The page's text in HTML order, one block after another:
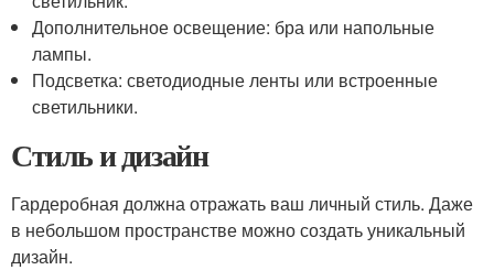
Дополнительное освещение: бра или напольные
лампы.
Подсветка: светодиодные ленты или встроенные
светильники.
Стиль и дизайн
Гардеробная должна отражать ваш личный стиль. Даже
в небольшом пространстве можно создать уникальный
дизайн.